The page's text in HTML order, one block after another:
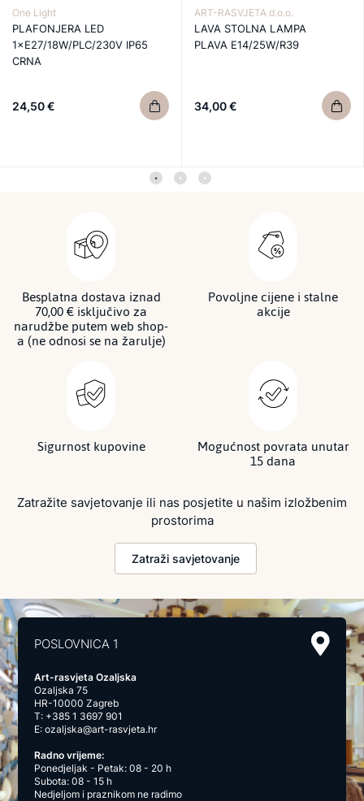
One Light
PLAFONJERA LED
1×E27/18W/PLC/230V IP65
CRNA
24,50 €
ART-RASVJETA d.o.o.
LAVA STOLNA LAMPA
PLAVA E14/25W/R39
34,00 €
Besplatna dostava iznad
70,00 € isključivo za
narudžbe putem web shop-
a (ne odnosi se na žarulje)
Povoljne cijene i stalne
akcije
Sigurnost kupovine Mogućnost povrata unutar
15 dana
Zatražite savjetovanje ili nas posjetite u našim izložbenim
prostorima
Zatraži savjetovanje
POSLOVNICA 1
Art-rasvjeta Ozaljska
Ozaljska 75
HR-10000 Zagreb
T: +385 1 3697 901
E:ozaljska@art-rasvjeta.hr
Radno vrijeme:
Ponedjeljak - Petak: 08 - 20 h
Subota: 08 - 15 h
Nedjeljom i praznikom ne radimo